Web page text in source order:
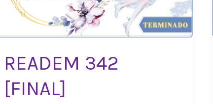
READEM 342
[FINAL]